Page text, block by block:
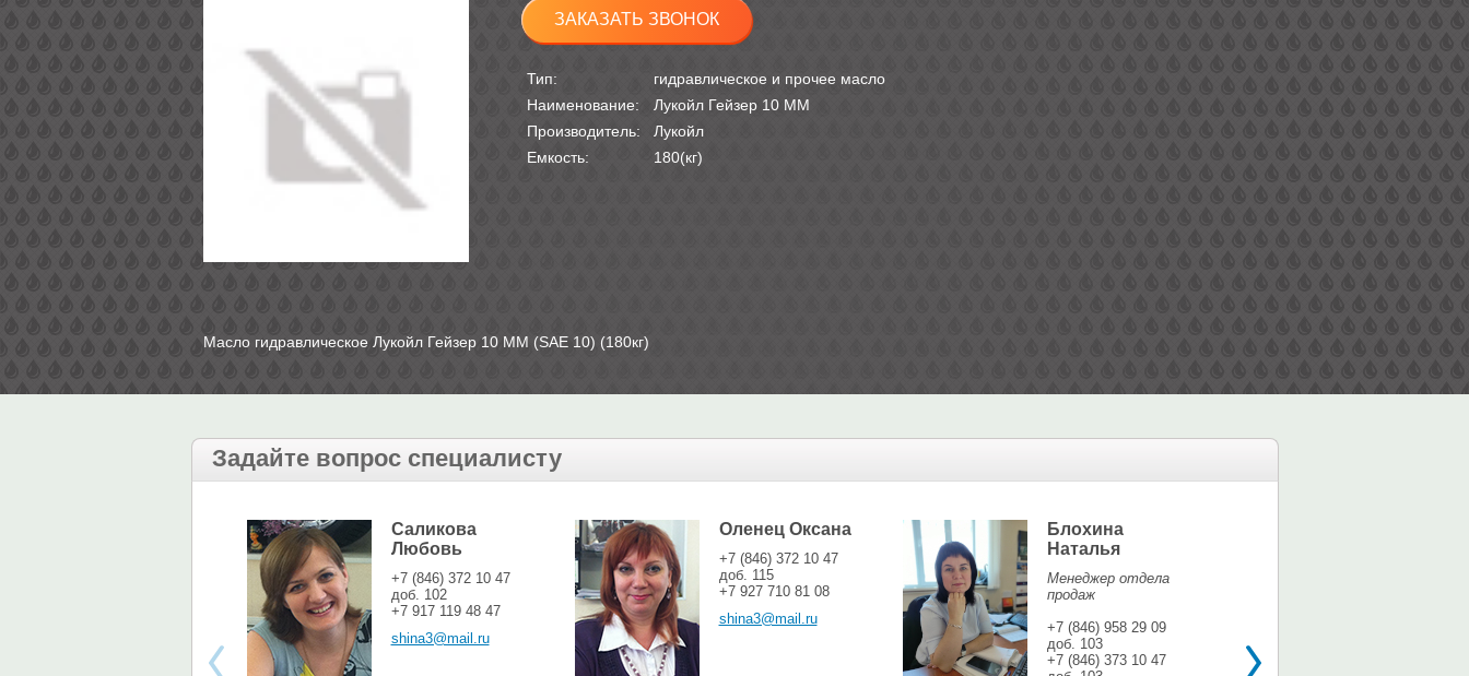
ЗАКАЗАТЬ ЗВОНОК
Тип:
гидравлическое и прочее масло
Наименование:
Лукойл Гейзер 10 ММ
Производитель:
Лукойл
Емкость:
180(кг)
Масло гидравлическое Лукойл Гейзер 10 ММ (SAE 10) (180кг)
Задайте вопрос специалисту
Саликова
Любовь
+7 (846) 372 10 47
доб. 102
+7 917 119 48 47
shina3@mail.ru
Оленец Оксана
+7 (846) 372 10 47
доб. 115
+7 927 710 81 08
shina3@mail.ru
Блохина
Наталья
Менеджер отдела
продаж
+7 (846) 958 29 09
доб. 103
+7 (846) 373 10 47